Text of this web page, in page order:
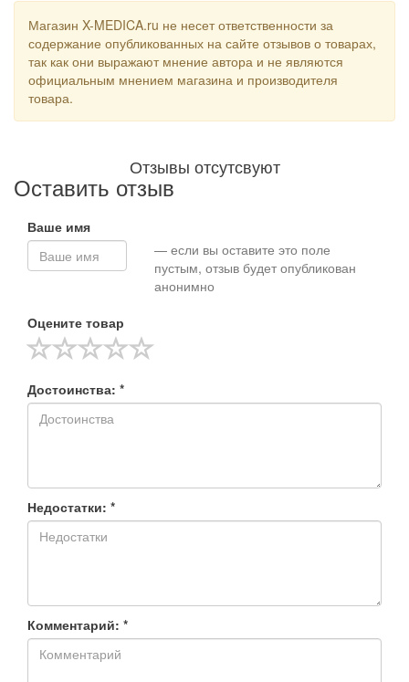
Магазин X-MEDICA.ru не несет ответственности за
содержание опубликованных на сайте отзывов о товарах,
так как они выражают мнение автора и не являются
официальным мнением магазина и производителя
товара.
Отзывы отсутсвуют
Оставить отзыв
Ваше имя
— если вы оставите это поле
пустым, отзыв будет опубликован
анонимно
Оцените товар
Достоинства: *
Недостатки: *
Комментарий: *